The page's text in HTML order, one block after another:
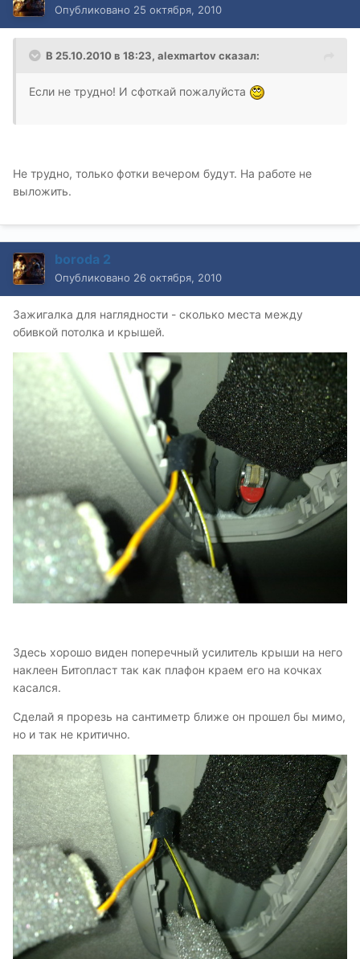
Опубликовано 25 октября, 2010
В 25.10.2010 в 18:23, alexmartov сказал:
Если не трудно! И сфоткай пожалуйста
Не трудно, только фотки вечером будут. На работе не
выложить.
boroda 2
Опубликовано 26 октября, 2010
Зажигалка для наглядности - сколько места между
обивкой потолка и крышей.
Здесь хорошо виден поперечный усилитель крыши на него
наклеен Битопласт так как плафон краем его на кочках
касался.
Сделай я прорезь на сантиметр ближе он прошел бы мимо,
но и так не критично.